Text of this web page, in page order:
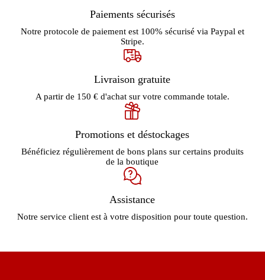
Paiements sécurisés
Notre protocole de paiement est 100% sécurisé via Paypal et
Stripe.
Livraison gratuite
A partir de 150 € d'achat sur votre commande totale.
Promotions et déstockages
Bénéficiez régulièrement de bons plans sur certains produits
de la boutique
Assistance
Notre service client est à votre disposition pour toute question.